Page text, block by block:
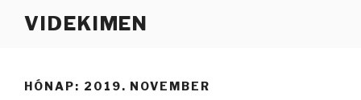
VIDEKIMEN
HÓNAP: 2019. NOVEMBER